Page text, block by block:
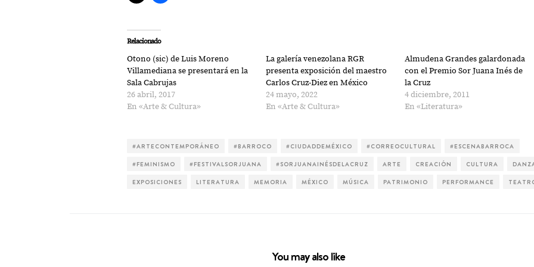
Relacionado
Otono (sic) de Luis Moreno
Villamediana se presentará en la
Sala Cabrujas
26 abril, 2017
En «Arte & Cultura»
La galería venezolana RGR
presenta exposición del maestro
Carlos Cruz-Diez en México
24 mayo, 2022
En «Arte & Cultura»
Almudena Grandes galardonada
con el Premio Sor Juana Inés de
la Cruz
4 diciembre, 2011
En «Literatura»
#ARTECONTEMPORÁNEO #BARROCO #CIUDADDEMÉXICO #CORREOCULTURAL #ESCENABARROCA
#FEMINISMO #FESTIVALSORJUANA #SORJUANAINÉSDELACRUZ ARTE CREACIÓN CULTURA
EXPOSICIONES LITERATURA MEMORIA MÉXICO MÚSICA PATRIMONIO PERFORMANCE
You may also like